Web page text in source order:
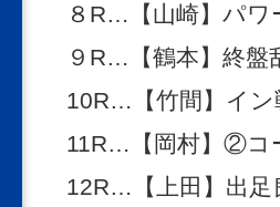
８R…【山崎】パワ
９R…【鶴本】終盤
10R…【竹間】イン
11R…【岡村】②コ
12R…【上田】出